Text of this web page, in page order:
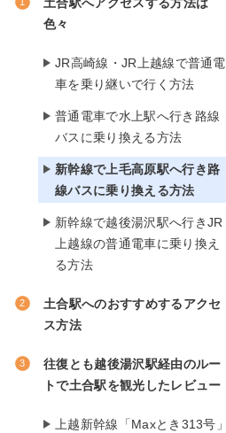
色々
JR高崎線・JR上越線で普通電
車を乗り継いで行く方法
普通電車で水上駅へ行き路線
バスに乗り換える方法
新幹線で上毛高原駅へ行き路
線バスに乗り換える方法
新幹線で越後湯沢駅へ行きJR
上越線の普通電車に乗り換え
る方法
土合駅へのおすすめするアクセ
ス方法
往復とも越後湯沢駅経由のルー
トで土合駅を観光したレビュー
上越新幹線「Maxとき313号」